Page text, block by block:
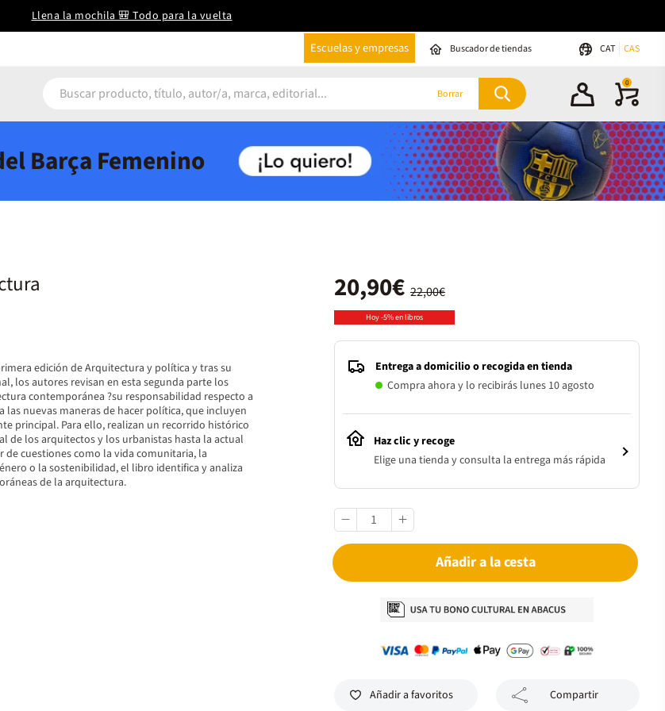
Llena la mochila 🎒 Todo para la vuelta
Escuelas y empresas Buscador de tiendas CAT CAS
Borrar
0
Barça Femenino
edición de Arquitectura y política y tras su
los autores revisan en esta segunda parte los
contemporánea ?su responsabilidad respecto a
las nuevas maneras de hacer política, que incluyen
principal. Para ello, realizan un recorrido histórico
de los arquitectos y los urbanistas hasta la actual
de cuestiones como la vida comunitaria, la
o la sostenibilidad, el libro identifica y analiza
de la arquitectura.
22,00€
20,90€
Hoy -5% en libros
Entrega a domicilio o recogida en tienda
Compra ahora y lo recibirás lunes 10 agosto
Haz clic y recoge
Elige una tienda y consulta la entrega más rápida
Añadir a la cesta
Añadir a favoritos Compartir